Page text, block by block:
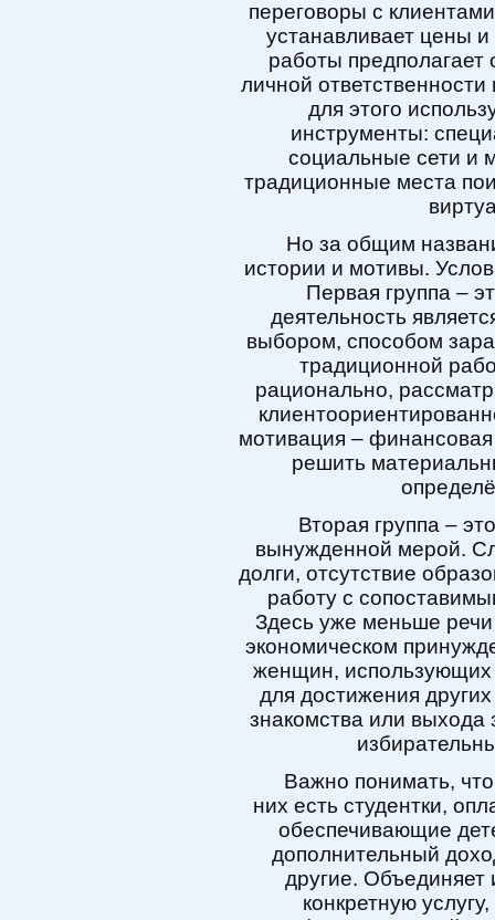
переговоры с
устанавливает цены
работы
личной
для этого
инструменты:
социальные сети и
традиционные места
Но за общим
истории и мотивы.
Первая группа –
деятельность
выбором, способом
традиционной
рационально,
мотивация –
решить
Вторая группа –
вынужденной мерой.
долги, отсутствие
работу с
Здесь уже меньше
экономическом
женщин, использующих
для достижения
знакомства или
Важно понимать,
них есть студентки,
обеспечивающие
дополнительный
другие. Объединяет
конкретную